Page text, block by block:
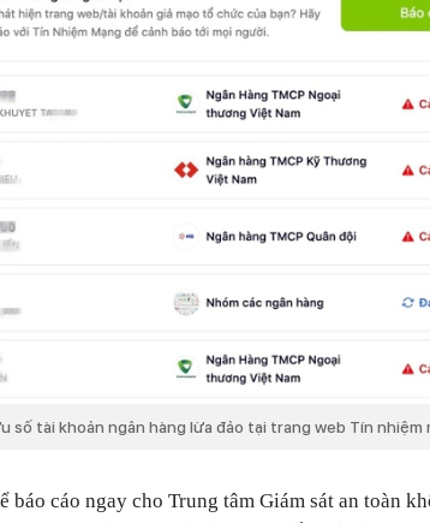
số tài khoản ngân hàng lừa đảo tại trang web Tín nhiệm
báo cáo ngay cho Trung tâm Giám sát an toàn